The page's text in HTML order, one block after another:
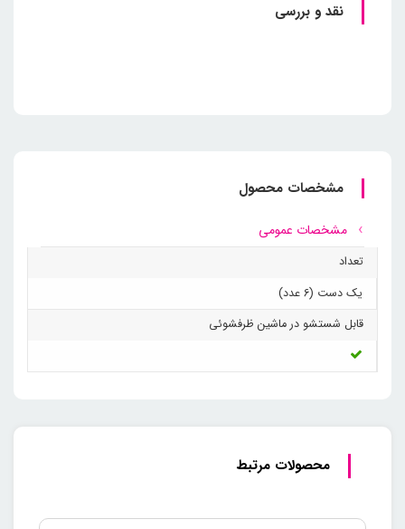
نقد و بررسی
مشخصات محصول
مشخصات عمومی
تعداد
یک دست (6 عدد)
قابل شستشو در ماشین ظرفشوئی
محصولات مرتبط